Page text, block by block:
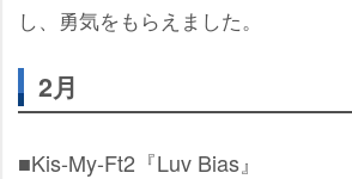
し、勇気をもらえました。
2月
■Kis-My-Ft2『Luv Bias』